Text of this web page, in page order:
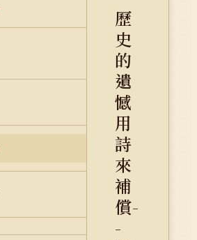
歷
史
的
遺
憾
用
詩
來
補
償-
-